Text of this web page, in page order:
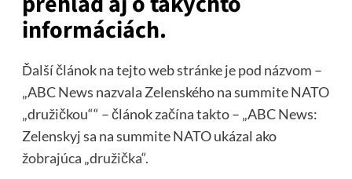
informáciách.
Ďalší článok na tejto web stránke je pod názvom –
„ABC News nazvala Zelenského na summite NATO
„družičkou““ – článok začína takto – „ABC News:
Zelenskyj sa na summite NATO ukázal ako
žobrajúca „družička“.